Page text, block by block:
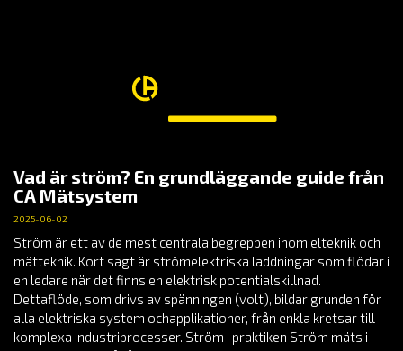
Vad är ström? En grundläggande guide från
CA Mätsystem
2025-06-02
Ström är ett av de mest centrala begreppen inom elteknik och
mätteknik. Kort sagt är strömelektriska laddningar som flödar i
en ledare när det finns en elektrisk potentialskillnad.
Dettaflöde, som drivs av spänningen (volt), bildar grunden för
alla elektriska system ochapplikationer, från enkla kretsar till
komplexa industriprocesser. Ström i praktiken Ström mäts i